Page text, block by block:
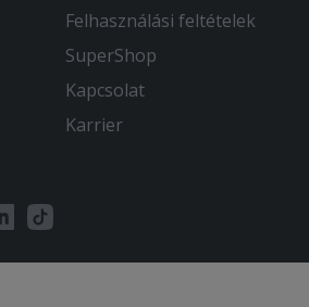
Felhasználási feltételek
SuperShop
Kapcsolat
Karrier